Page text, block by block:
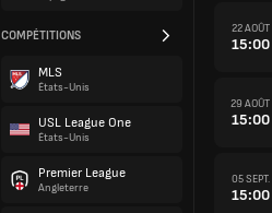
COMPÉTITIONS
MLS
États-Unis
USL League One
États-Unis
Premier League
Angleterre
22 AOÛT
15:00
29 AOÛT
15:00
05 SEPT.
15:00